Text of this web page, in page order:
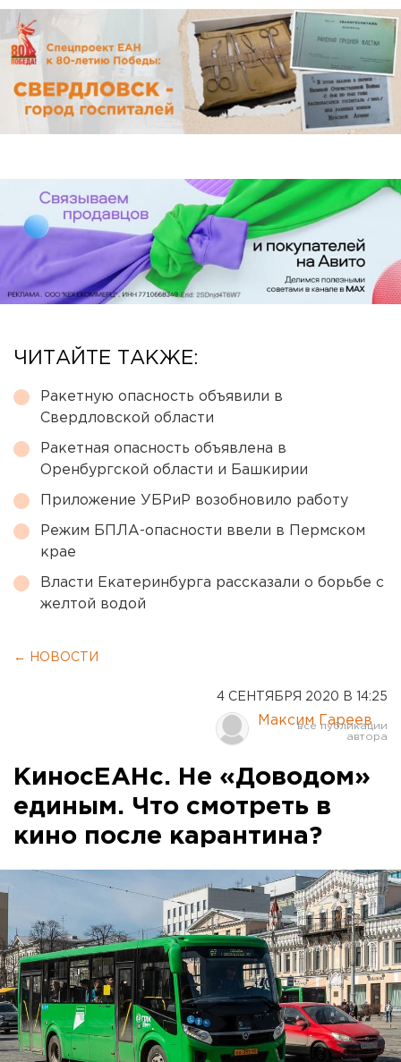
ЧИТАЙТЕ ТАКЖЕ:
Ракетную опасность объявили в
Свердловской области
Ракетная опасность объявлена в
Оренбургской области и Башкирии
Приложение УБРиР возобновило работу
Режим БПЛА-опасности ввели в Пермском
крае
Власти Екатеринбурга рассказали о борьбе с
желтой водой
← НОВОСТИ
4 СЕНТЯБРЯ 2020 В 14:25
Максим Гареев
КиносЕАНс. Не «Доводом»
единым. Что смотреть в
кино после карантина?